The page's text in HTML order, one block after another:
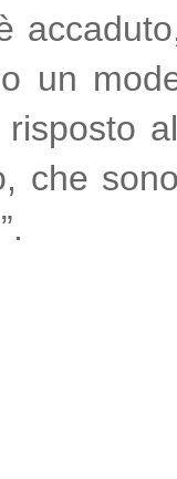
un
risposto
che